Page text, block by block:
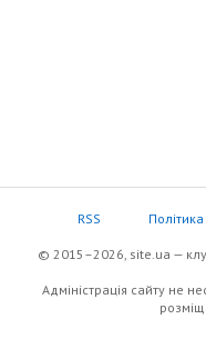
RSS
© 2015–2026, site.ua —
Адміністрація сайту не